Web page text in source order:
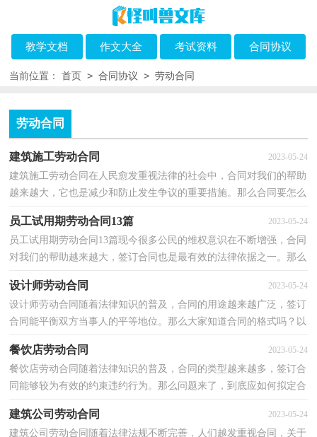
教学文档 作文大全 考试资料 合同协议
当前位置： 首页 > 合同协议 > 劳动合同
劳动合同
建筑施工劳动合同 2023-05-24
建筑施工劳动合同在人民愈发重视法律的社会中，合同对我们的帮助
越来越大，它也是减少和防止发生争议的重要措施。那么合同要怎么
员工试用期劳动合同13篇 2023-05-24
员工试用期劳动合同13篇现今很多公民的维权意识在不断增强，合同
对我们的帮助越来越大，签订合同也是最有效的法律依据之一。那么
设计师劳动合同 2023-05-24
设计师劳动合同随着法律知识的普及，合同的用途越来越广泛，签订
合同能平衡双方当事人的平等地位。那么大家知道合同的格式吗？以
餐饮店劳动合同 2023-05-24
餐饮店劳动合同随着法律知识的普及，合同的类型越来越多，签订合
同能够较为有效的约束违约行为。那么问题来了，到底应如何拟定合
建筑公司劳动合同 2023-05-24
建筑公司劳动合同随着法律法规不断完善，人们越发重视合同，关于